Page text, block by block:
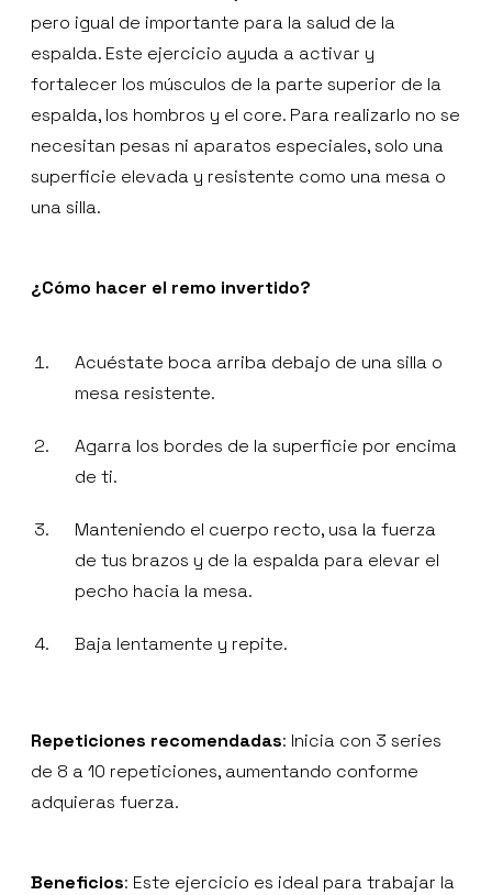
pero igual de importante para la salud de la
espalda. Este ejercicio ayuda a activar y
fortalecer los músculos de la parte superior de la
espalda, los hombros y el core. Para realizarlo no se
necesitan pesas ni aparatos especiales, solo una
superficie elevada y resistente como una mesa o
una silla.
¿Cómo hacer el remo invertido?
Acuéstate boca arriba debajo de una silla o
mesa resistente.
Agarra los bordes de la superficie por encima
de ti.
Manteniendo el cuerpo recto, usa la fuerza
de tus brazos y de la espalda para elevar el
pecho hacia la mesa.
Baja lentamente y repite.
Repeticiones recomendadas: Inicia con 3 series
de 8 a 10 repeticiones, aumentando conforme
adquieras fuerza.
Beneficios: Este ejercicio es ideal para trabajar la